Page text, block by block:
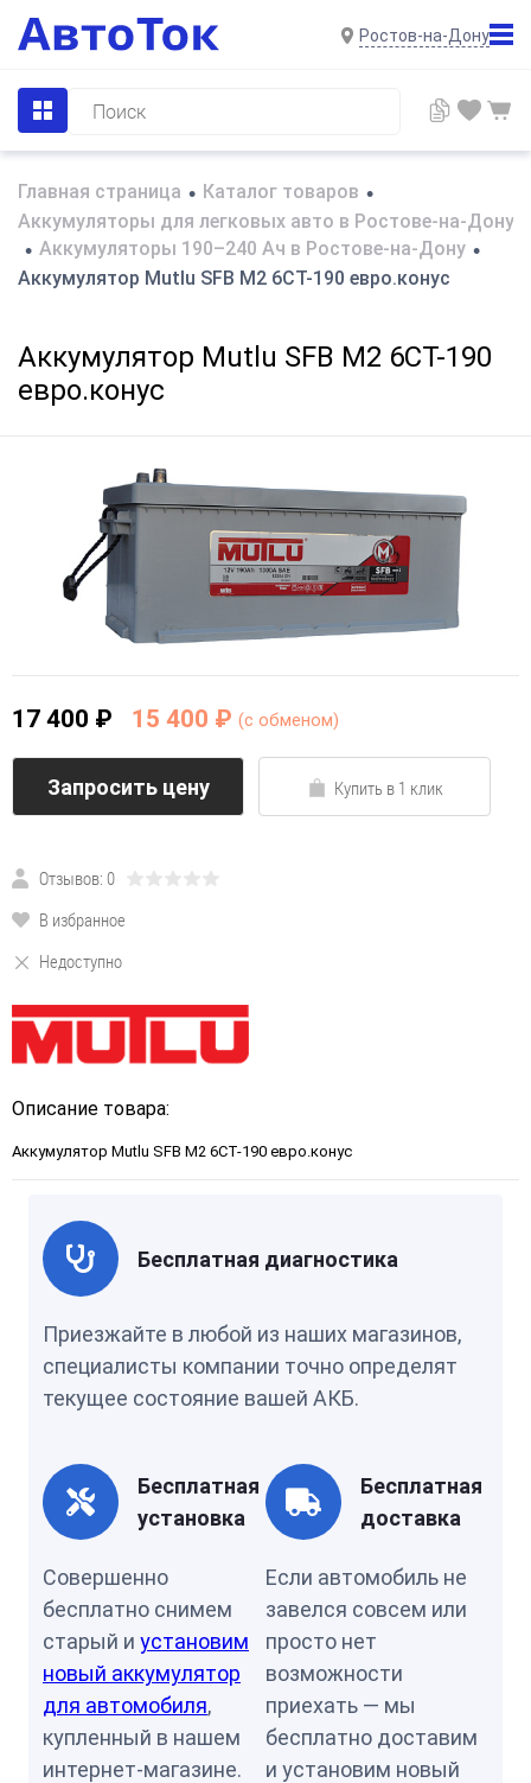
Ростов-на-Дону
Главная страница • Каталог товаров •
Аккумуляторы для легковых авто в Ростове-на-Дону
• Аккумуляторы 190–240 Ач в Ростове-на-Дону •
Аккумулятор Mutlu SFB M2 6СТ-190 евро.конус
Аккумулятор Mutlu SFB M2 6СТ-190
евро.конус
17 400 ₽ 15 400 ₽ (c обменом)
Запросить цену Купить в 1 клик
Отзывов: 0
В избранное
Недоступно
Описание товара:
Аккумулятор Mutlu SFB M2 6СТ-190 евро.конус
Бесплатная диагностика
Приезжайте в любой из наших магазинов,
специалисты компании точно определят
текущее состояние вашей АКБ.
Бесплатная
установка
Совершенно
бесплатно снимем
старый и установим
новый аккумулятор
для автомобиля,
купленный в нашем
интернет-магазине.
Бесплатная
доставка
Если автомобиль не
завелся совсем или
просто нет
возможности
приехать — мы
бесплатно доставим
и установим новый